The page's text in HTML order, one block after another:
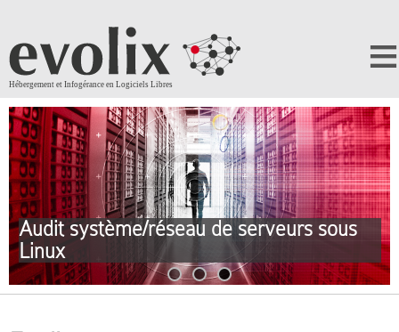
Expertise DevOps:
Ansible et Docker
Expertise DevOps:
Ansible et Docker